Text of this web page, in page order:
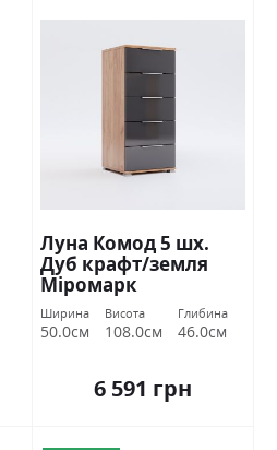
Луна Комод 5 шх.
Дуб крафт/земля
Міромарк
Ширина
50.0см
Висота
108.0см
Глибина
46.0см
6 591 грн